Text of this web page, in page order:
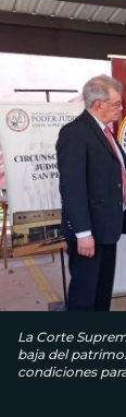
La Corte
baja del
condiciones